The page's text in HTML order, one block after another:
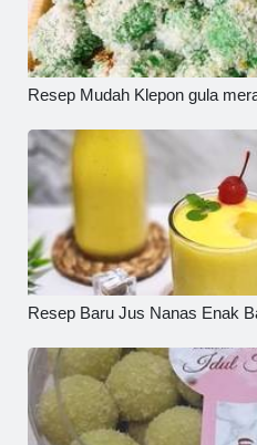
Resep Mudah Klepon gula
Resep Baru Jus Nanas Enak